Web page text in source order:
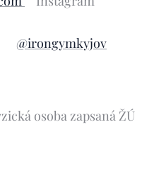
@irongymkyjov
osoba zapsaná ŽÚ